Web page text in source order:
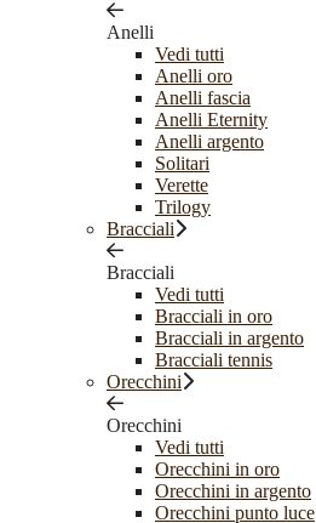
Anelli
Vedi tutti
Anelli oro
Anelli fascia
Anelli Eternity
Anelli argento
Solitari
Verette
Trilogy
Bracciali
Bracciali
Vedi tutti
Bracciali in oro
Bracciali in argento
Bracciali tennis
Orecchini
Orecchini
Vedi tutti
Orecchini in oro
Orecchini in argento
Orecchini punto luce